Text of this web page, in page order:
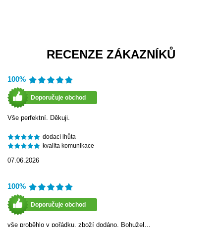
RECENZE ZÁKAZNÍKŮ
100%
Doporučuje obchod
Vše perfektní. Děkuji.
dodací lhůta
kvalita komunikace
07.06.2026
100%
Doporučuje obchod
vše proběhlo v pořádku, zboží dodáno. Bohužel…